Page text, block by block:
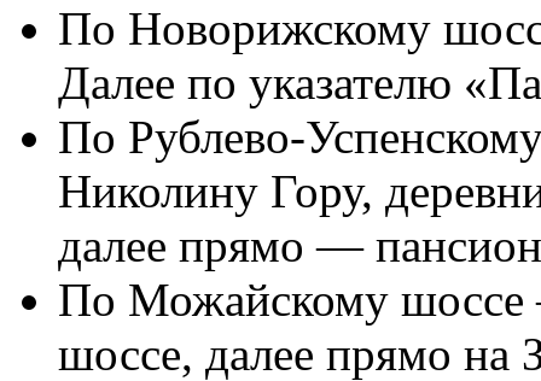
По Новорижскому
Далее по указателю
По Рублево-
Николину Гору,
далее прямо —
По Можайскому шоссе
шоссе, далее прямо на